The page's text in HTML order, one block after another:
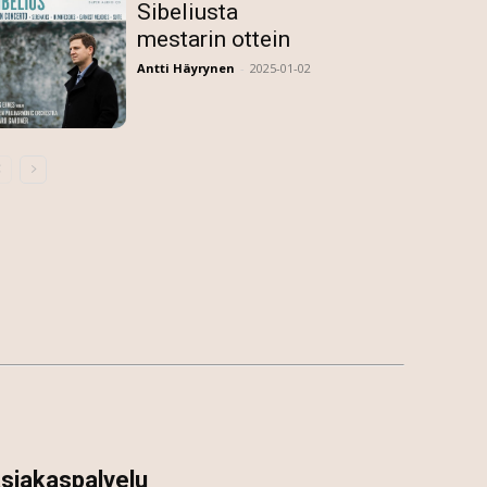
Sibeliusta
mestarin ottein
Antti Häyrynen - 2025-01-02